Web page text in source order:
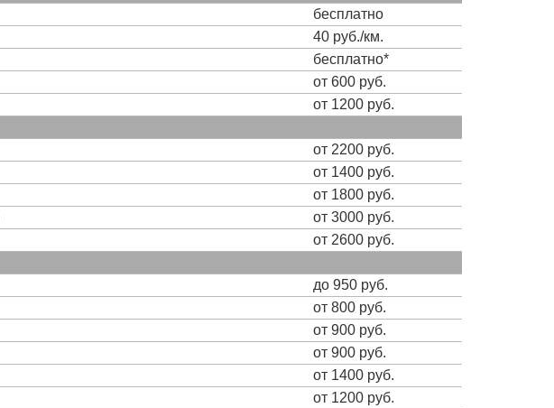
бесплатно
40 руб./км.
бесплатно*
от 600 руб.
от 1200 руб.
от 2200 руб.
от 1400 руб.
от 1800 руб.
от 3000 руб.
от 2600 руб.
до 950 руб.
от 800 руб.
от 900 руб.
от 900 руб.
от 1400 руб.
от 1200 руб.